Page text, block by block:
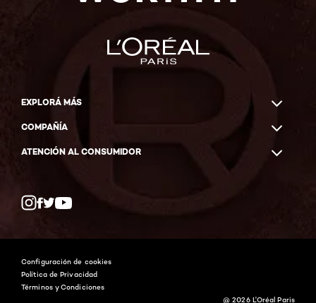
EXPLORÁ MÁS
COMPAÑÍA
ATENCIÓN AL CONSUMIDOR
Configuración de cookies
Política de Privacidad
Términos y Condiciones
@ 2026 L'Oréal Paris